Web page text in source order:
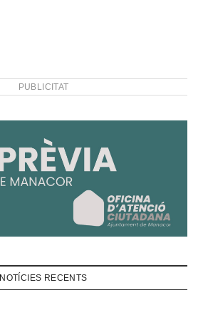
PUBLICITAT
NOTÍCIES RECENTS